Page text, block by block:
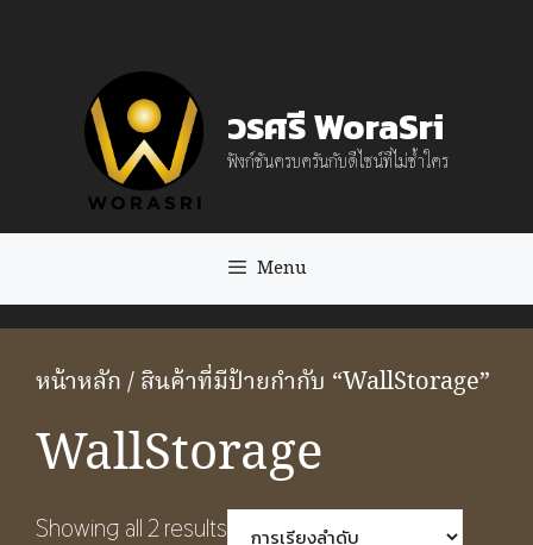
วรศรี WoraSri
ฟังก์ชันครบครันกับดีไซน์ที่ไม่ซ้ำใคร
Menu
หน้าหลัก/ สินค้าที่มีป้ายกำกับ “WallStorage”
WallStorage
Showing all 2 results